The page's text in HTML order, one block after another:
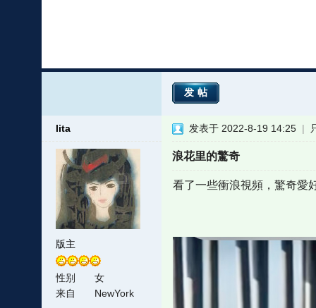
发帖
lita
版主
性别
女
来自
NewYork
发表于 2022-8-19 14:25 |
浪花里的驚奇
看了一些衝浪視頻，驚奇愛